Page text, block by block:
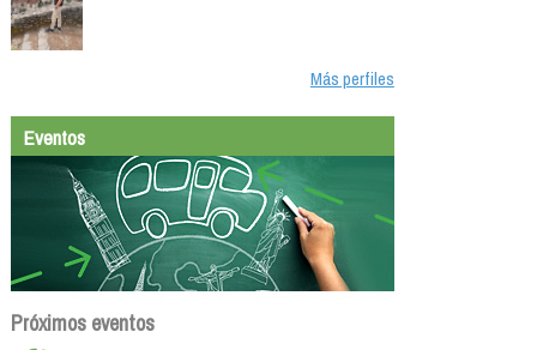
Más perfiles
Eventos
Próximos eventos